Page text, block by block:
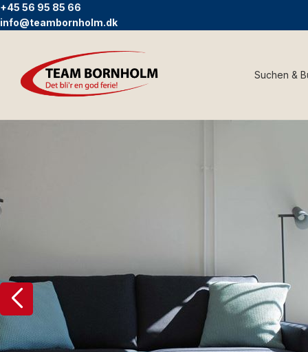
+45 56 95 85 66
info@teambornholm.dk
Suchen &